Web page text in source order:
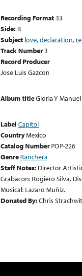
Recording Format33
Side: B
Subject love,declaration,
Track Number3
Record Producer
Jose Luis Gazcon
Album titleGloria Y Manuel
Label Capitol
CountryMexico
Catalog Number POP-226
Genre Ranchera
Staff Notes: Director
Grabacon: Rogiero Silva.
Musical: Lazaro Muñiz.
Donated By:Chris